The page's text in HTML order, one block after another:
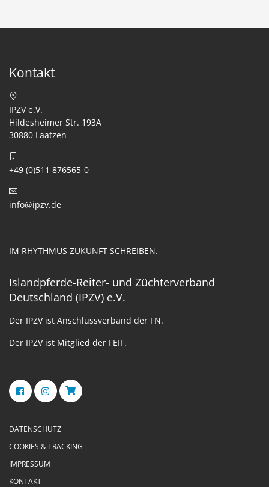
Kontakt
IPZV e.V.
Hildesheimer Str. 193A
30880 Laatzen
+49 (0)511 876565-0
info@ipzv.de
IM RHYTHMUS ZUKUNFT SCHREIBEN.
Islandpferde-Reiter- und Züchterverband
Deutschland (IPZV) e.V.
Der IPZV ist Anschlussverband der FN.
Der IPZV ist Mitglied der FEIF.
DATENSCHUTZ
COOKIES & TRACKING
IMPRESSUM
KONTAKT